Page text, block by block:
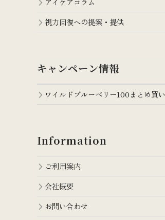
視力回復への提案・提供
キャンペーン情報
ワイルドブルーベリー100まとめ買い
Information
ご利用案内
会社概要
お問い合わせ